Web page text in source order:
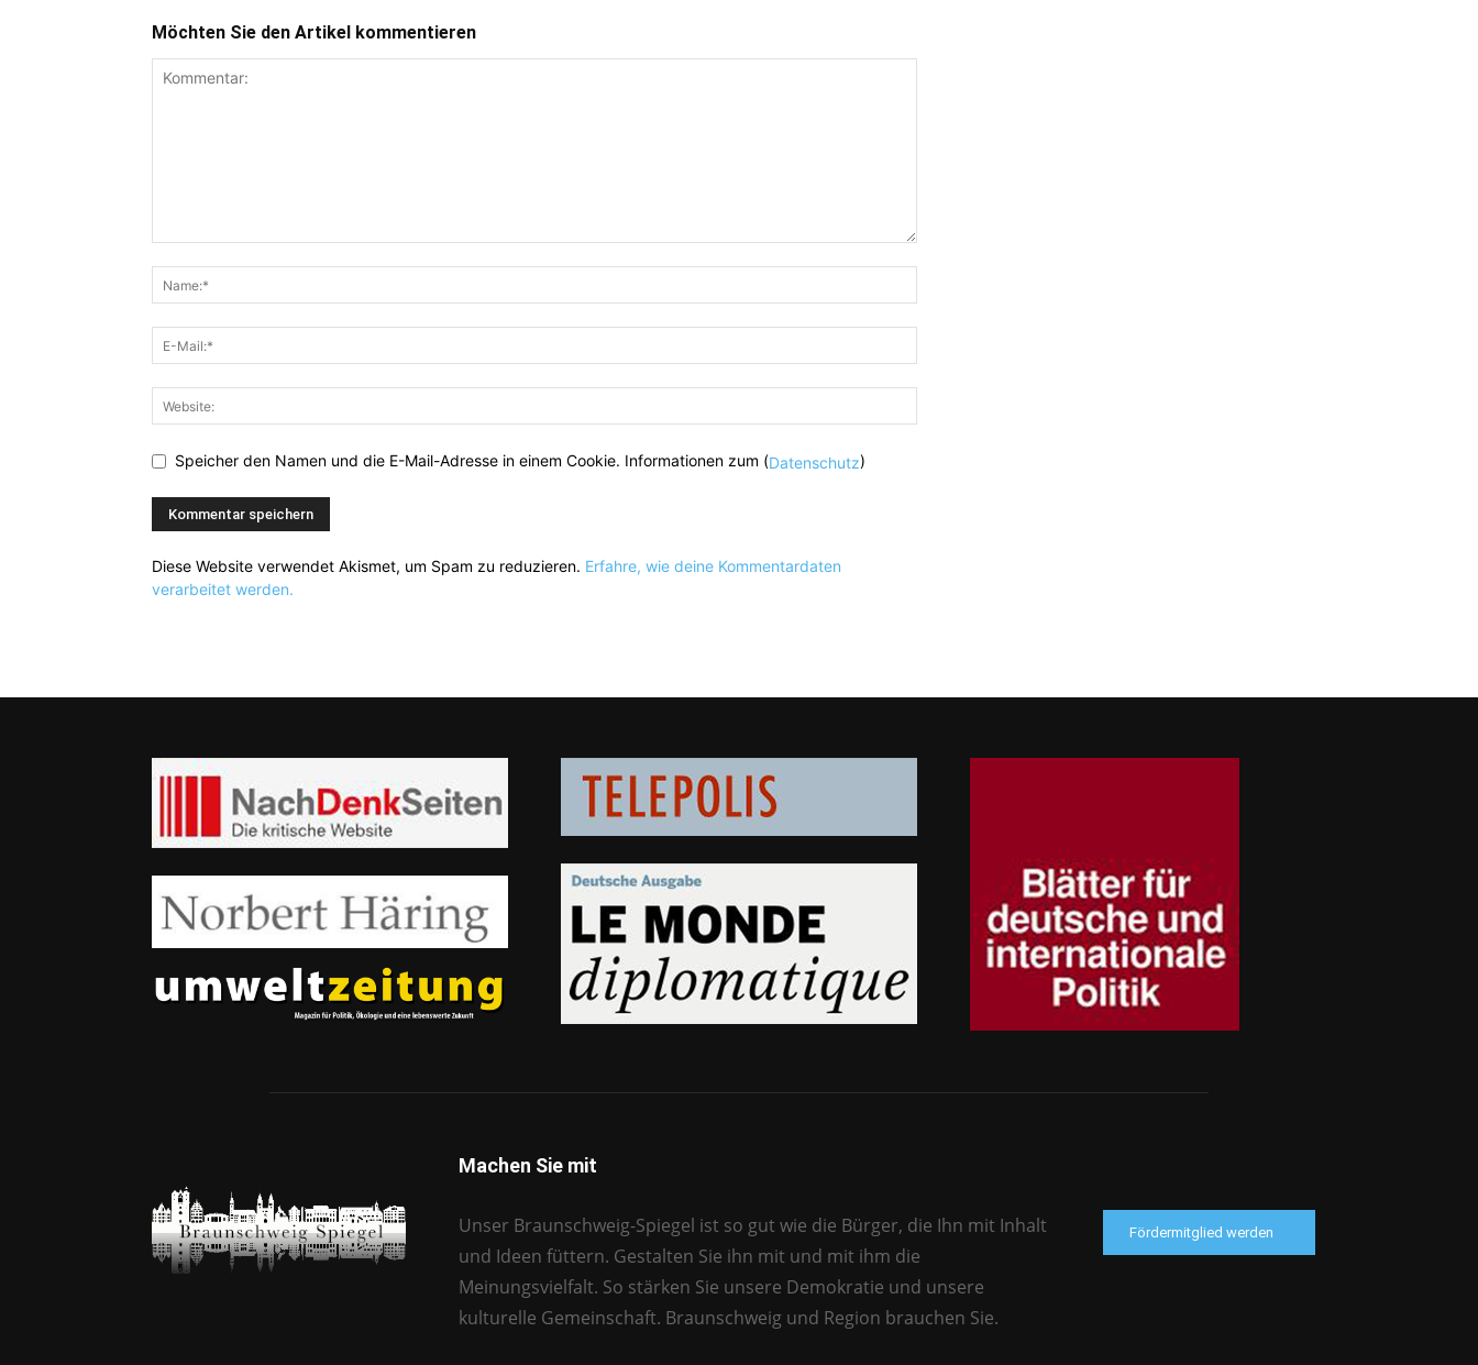
Möchten Sie den Artikel kommentieren
Speicher den Namen und die E-Mail-Adresse in einem Cookie. Informationen zum (Datenschutz)
Diese Website verwendet Akismet, um Spam zu reduzieren. Erfahre, wie deine Kommentardaten
verarbeitet werden.
Machen Sie mit
Unser Braunschweig-Spiegel ist so gut wie die Bürger, die Ihn mit Inhalt
und Ideen füttern. Gestalten Sie ihn mit und mit ihm die
Meinungsvielfalt. So stärken Sie unsere Demokratie und unsere
kulturelle Gemeinschaft. Braunschweig und Region brauchen Sie.
Fördermitglied werden